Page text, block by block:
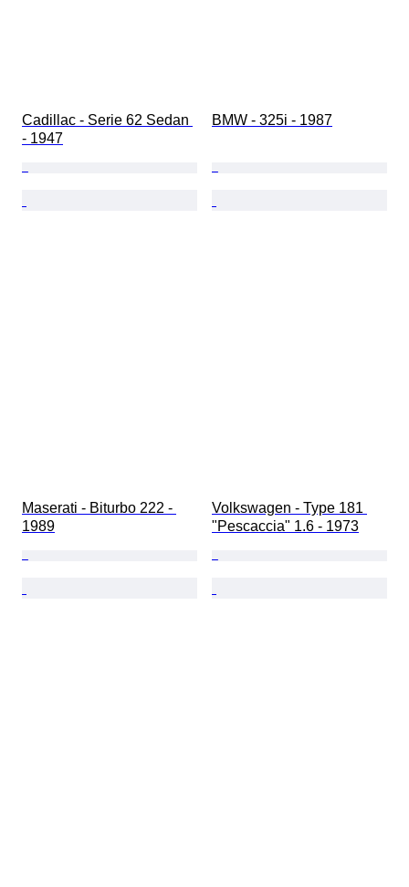
Cadillac - Serie 62 Sedan
- 1947
BMW - 325i - 1987
Maserati - Biturbo 222 -
1989
Volkswagen - Type 181
"Pescaccia" 1.6 - 1973